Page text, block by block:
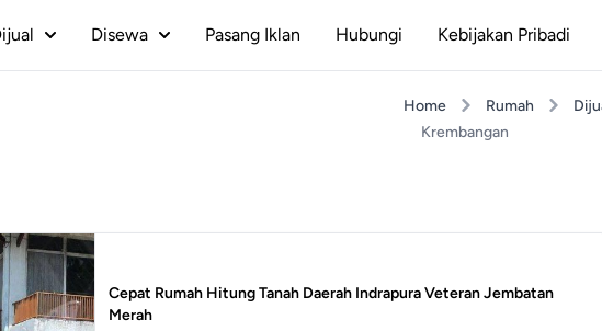
Disewa Pasang Iklan Hubungi Kebijakan Pribadi
Home Rumah
Krembangan
Cepat Rumah Hitung Tanah Daerah Indrapura Veteran Jembatan
Merah